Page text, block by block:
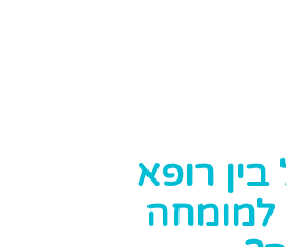
רופא
למומחה